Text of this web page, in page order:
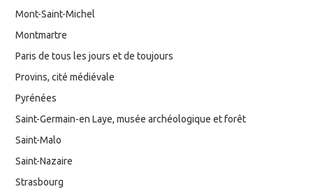
Mont-Saint-Michel
Montmartre
Paris de tous les jours et de toujours
Provins, cité médiévale
Pyrénées
Saint-Germain-en Laye, musée archéologique et forêt
Saint-Malo
Saint-Nazaire
Strasbourg